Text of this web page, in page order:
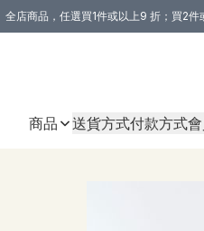
全店商品，任選買1件或以上9 折；買2
商品 送貨方式付款方式